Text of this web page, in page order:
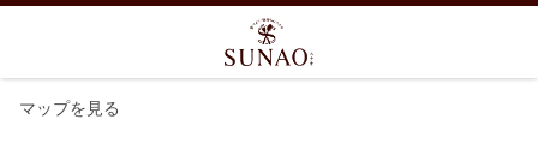
マップを見る